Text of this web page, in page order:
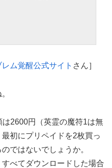
ム覚醒公式サイト さん］
2600円（英霊の魔符1は無
初にプリペイドを2枚買っ
ではないでしょうか。
べてダウンロードした場合